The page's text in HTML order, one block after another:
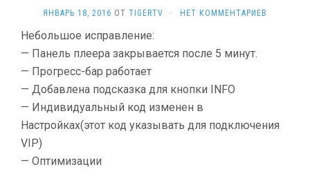
ЯНВАРЬ 18, 2016 ОТ TIGERTV · НЕТ КОММЕНТАРИЕВ
Небольшое исправление:
— Панель плеера закрывается после 5 минут.
— Прогресс-бар работает
— Добавлена подсказка для кнопки INFO
— Индивидуальный код изменен в
Настройках(этот код указывать для подключения
VIP)
— Оптимизации